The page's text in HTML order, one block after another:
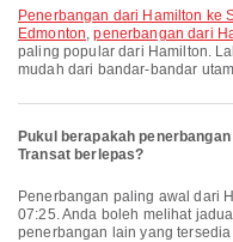
penerbangan dari Hamilton ke
Edmonton,penerbangan dari
paling popular dari Hamilton.
mudah dari bandar-bandar
Pukul berapakah
Transat berlepas?
Penerbangan paling awal dari Hamilton dengan Air Transat berlepas pada
07:25. Anda boleh melihat
penerbangan lain yang tersedia